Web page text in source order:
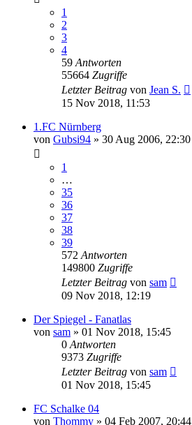
1
2
3
4
59 Antworten
55664 Zugriffe
Letzter Beitrag von Jean S.
15 Nov 2018, 11:53
1.FC Nürnberg
von Gubsi94 » 30 Aug 2006, 22:30
1
…
35
36
37
38
39
572 Antworten
149800 Zugriffe
Letzter Beitrag von sam
09 Nov 2018, 12:19
Der Spiegel - Fanatlas
von sam » 01 Nov 2018, 15:45
0 Antworten
9373 Zugriffe
Letzter Beitrag von sam
01 Nov 2018, 15:45
FC Schalke 04
von Thommy » 04 Feb 2007, 20:44